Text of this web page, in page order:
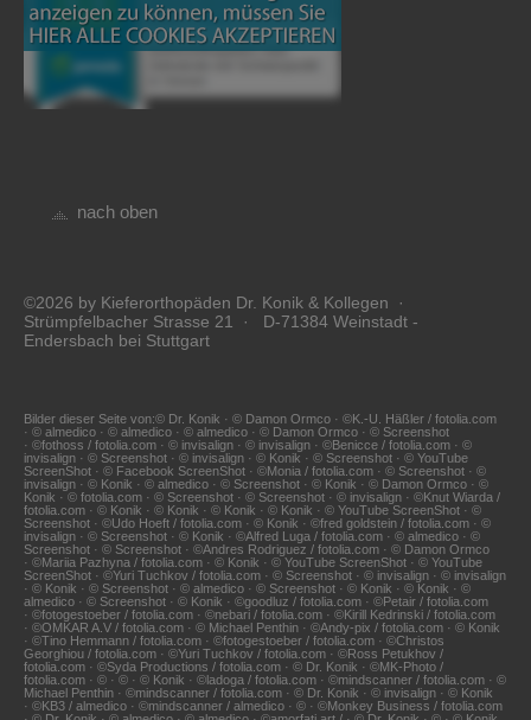
nach oben
©2026 by Kieferorthopäden Dr. Konik & Kollegen ·
Strümpfelbacher Strasse 21 · D-71384 Weinstadt -
Endersbach bei Stuttgart
Bilder dieser Seite von:© Dr. Konik · © Damon Ormco · ©K.-U. Häßler / fotolia.com
· © almedico · © almedico · © almedico · © Damon Ormco · © Screenshot
· ©fothoss / fotolia.com · © invisalign · © invisalign · ©Benicce / fotolia.com · ©
invisalign · © Screenshot · © invisalign · © Konik · © Screenshot · © YouTube
ScreenShot · © Facebook ScreenShot · ©Monia / fotolia.com · © Screenshot · ©
invisalign · © Konik · © almedico · © Screenshot · © Konik · © Damon Ormco · ©
Konik · © fotolia.com · © Screenshot · © Screenshot · © invisalign · ©Knut Wiarda /
fotolia.com · © Konik · © Konik · © Konik · © Konik · © YouTube ScreenShot · ©
Screenshot · ©Udo Hoeft / fotolia.com · © Konik · ©fred goldstein / fotolia.com · ©
invisalign · © Screenshot · © Konik · ©Alfred Luga / fotolia.com · © almedico · ©
Screenshot · © Screenshot · ©Andres Rodriguez / fotolia.com · © Damon Ormco
· ©Mariia Pazhyna / fotolia.com · © Konik · © YouTube ScreenShot · © YouTube
ScreenShot · ©Yuri Tuchkov / fotolia.com · © Screenshot · © invisalign · © invisalign
· © Konik · © Screenshot · © almedico · © Screenshot · © Konik · © Konik · ©
almedico · © Screenshot · © Konik · ©goodluz / fotolia.com · ©Petair / fotolia.com
· ©fotogestoeber / fotolia.com · ©nebari / fotolia.com · ©Kirill Kedrinski / fotolia.com
· ©OMKAR A.V / fotolia.com · © Michael Penthin · ©Andy-pix / fotolia.com · © Konik
· ©Tino Hemmann / fotolia.com · ©fotogestoeber / fotolia.com · ©Christos
Georghiou / fotolia.com · ©Yuri Tuchkov / fotolia.com · ©Ross Petukhov /
fotolia.com · ©Syda Productions / fotolia.com · © Dr. Konik · ©MK-Photo /
fotolia.com · © · © · © Konik · ©ladoga / fotolia.com · ©mindscanner / fotolia.com · ©
Michael Penthin · ©mindscanner / fotolia.com · © Dr. Konik · © invisalign · © Konik
· ©KB3 / almedico · ©mindscanner / almedico · © · ©Monkey Business / fotolia.com